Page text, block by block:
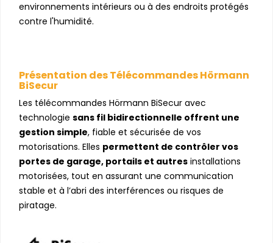
environnements intérieurs ou à des endroits protégés
contre l'humidité.
Présentation des Télécommandes Hörmann
BiSecur
Les télécommandes Hörmann BiSecur avec
technologie sans fil bidirectionnelle offrent une
gestion simple, fiable et sécurisée de vos
motorisations. Elles permettent de contrôler vos
portes de garage, portails et autres installations
motorisées, tout en assurant une communication
stable et à l’abri des interférences ou risques de
piratage.